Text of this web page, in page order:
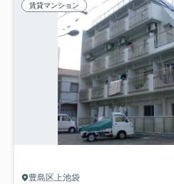
賃貸マンション
豊島区上池袋